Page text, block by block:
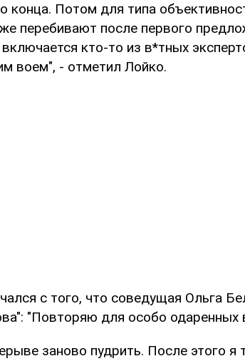
конца. Потом для типа
перебивают после первого
кто-то из в*тных
воем", - отметил Лойко.
с того, что соведущая Ольга
"Повторяю для особо одаренных
заново пудрить. После этого я